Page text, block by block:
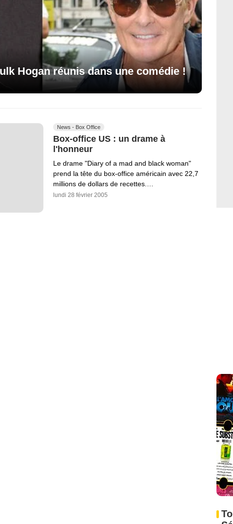
Hogan réunis dans une comédie !
News - Box Office
Box-office US : un drame à
l'honneur
Le drame "Diary of a mad and black woman"
prend la tête du box-office américain avec 22,7
millions de dollars de recettes.…
lundi 28 février 2005